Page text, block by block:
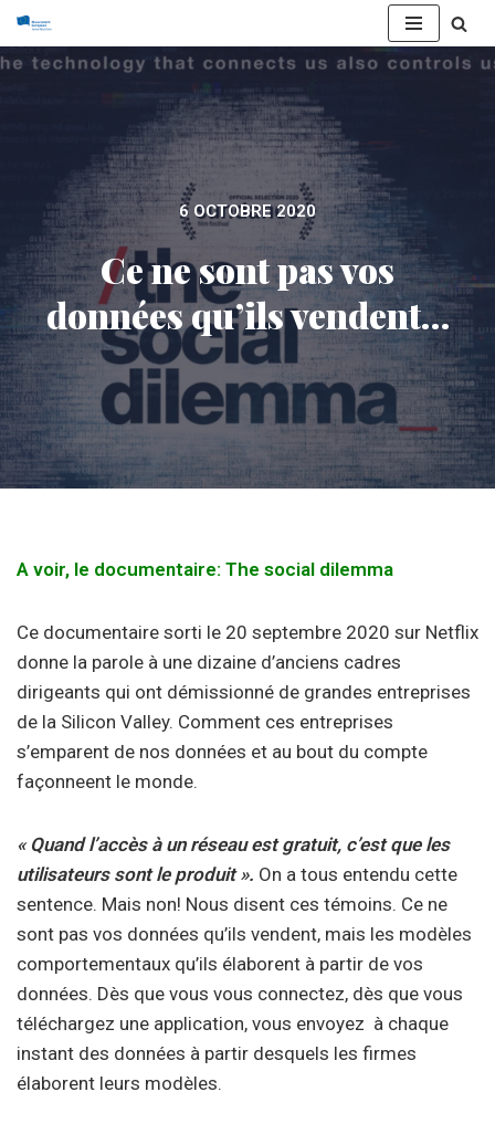
Aller
6 OCTOBRE 2020
Ce ne sont pas vos
données qu’ils vendent…
A voir, le documentaire: The social dilemma
Ce documentaire sorti le 20 septembre 2020 sur Netflix
donne la parole à une dizaine d’anciens cadres
dirigeants qui ont démissionné de grandes entreprises
de la Silicon Valley. Comment ces entreprises
s’emparent de nos données et au bout du compte
façonneent le monde.
« Quand l’accès à un réseau est gratuit, c’est que les
utilisateurs sont le produit ». On a tous entendu cette
sentence. Mais non! Nous disent ces témoins. Ce ne
sont pas vos données qu’ils vendent, mais les modèles
comportementaux qu’ils élaborent à partir de vos
données. Dès que vous vous connectez, dès que vous
téléchargez une application, vous envoyez à chaque
instant des données à partir desquels les firmes
élaborent leurs modèles.